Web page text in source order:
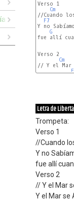
Verso 1
Cm
//Cuando
F7
Y no
G
fue allí
Verso 2
Cm
// Y el Mar
F
Letra de
Trompeta:
Verso 1
//Cuando
Y no
fue allí
Verso 2
// Y el Mar
Y el Mar se